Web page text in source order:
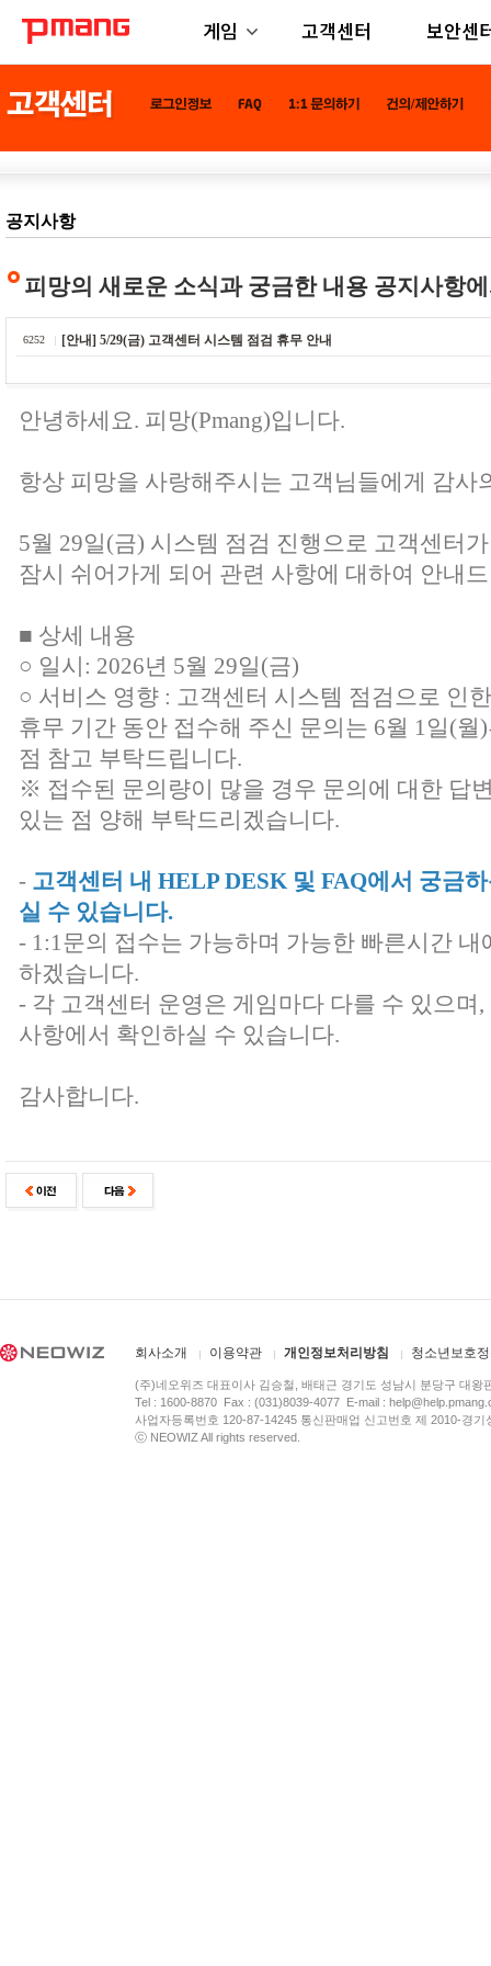
게임 고객센터 보안센
공지사항
피망의 새로운 소식과 궁금한 내용 공지사항
6252 [안내] 5/29(금) 고객센터 시스템 점검 휴무 안내
안녕하세요. 피망(Pmang)입니다.
항상 피망을 사랑해주시는 고객님들에게 감사
5월 29일(금) 시스템 점검 진행으로 고객센터가
잠시 쉬어가게 되어 관련 사항에 대하여 안내
■ 상세 내용
○ 일시: 2026년 5월 29일(금)
○ 서비스 영향 : 고객센터 시스템 점검으로 인
휴무 기간 동안 접수해 주신 문의는 6월 1일(
점 참고 부탁드립니다.
※ 접수된 문의량이 많을 경우 문의에 대한 답
있는 점 양해 부탁드리겠습니다.
- 고객센터 내 HELP DESK 및 FAQ에서 궁금
실 수 있습니다.
- 1:1문의 접수는 가능하며 가능한 빠른시간
하겠습니다.
- 각 고객센터 운영은 게임마다 다를 수 있으며
사항에서 확인하실 수 있습니다.
감사합니다.
회사소개 이용약관 개인정보처리방침 청소년보호
(주)네오위즈 대표이사 김승철, 배태근 경기도 성남시 분당구 대왕
Tel : 1600-8870 Fax : (031)8039-4077 E-mail :
사업자등록번호 120-87-14245 통신판매업 신고번호 제 2010-경
ⓒ NEOWIZ All rights reserved.